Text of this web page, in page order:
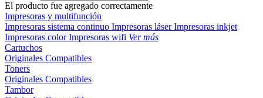
El producto fue agregado correctamente
Impresoras y multifunción
Impresoras sistema continuo Impresoras láserImpresoras inkjet
Impresoras colorImpresoras wifi Ver más
Cartuchos
Originales Compatibles
Toners
Originales Compatibles
Tambor